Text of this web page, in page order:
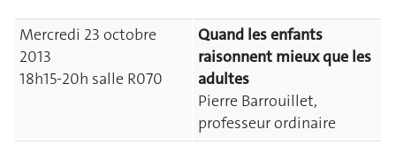
Mercredi 23 octobre
2013
18h15-20h salle R070
Quand les enfants
raisonnent mieux que les
adultes
Pierre Barrouillet,
professeur ordinaire